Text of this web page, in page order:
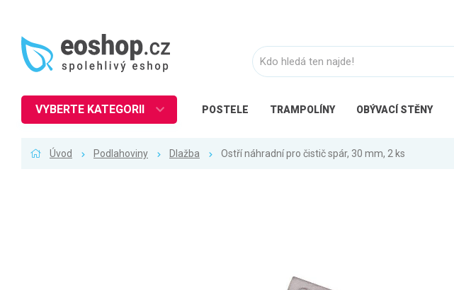
POSTELE TRAMPOLÍNY OBÝVACÍ STĚNY
VYBERTE KATEGORII
Úvod Podlahoviny Dlažba Ostří náhradní pro čistič spár, 30 mm, 2 ks